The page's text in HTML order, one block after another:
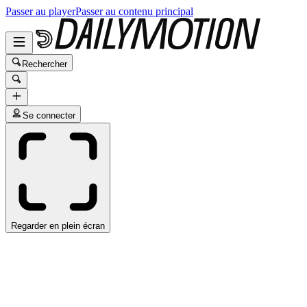
Passer au playerPasser au contenu principal
Rechercher
Se connecter
Regarder en plein écran